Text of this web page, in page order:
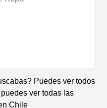
Puedes ver todos
ver todas las
Chile